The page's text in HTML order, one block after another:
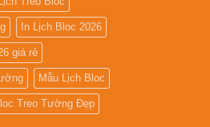
In Lịch Bloc 2026
giá rẻ
Mẫu Lịch Bloc
Treo Tường Đẹp